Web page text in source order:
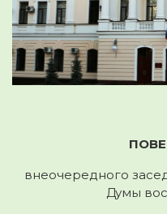
внеочередного
Думы